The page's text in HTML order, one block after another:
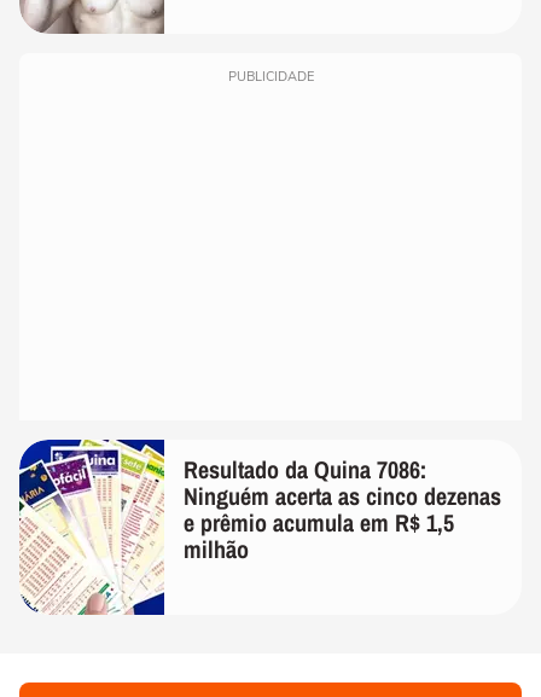
PUBLICIDADE
Resultado da Quina 7086:
Ninguém acerta as cinco dezenas
e prêmio acumula em R$ 1,5
milhão